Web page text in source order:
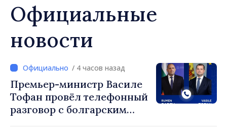
Официальные
новости
/ 4 часов назад
Премьер-министр Василе
Тофан провёл телефонный
разговор с болгарским